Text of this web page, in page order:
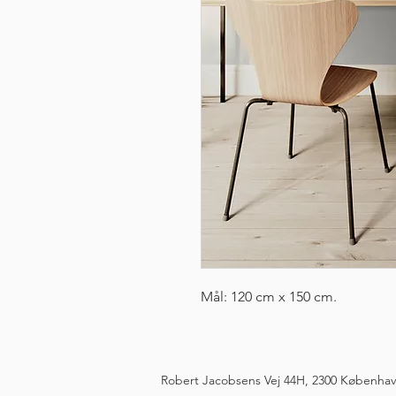
Mål: 120 cm x 150 cm.
Robert Jacobsens Vej 44H, 2300